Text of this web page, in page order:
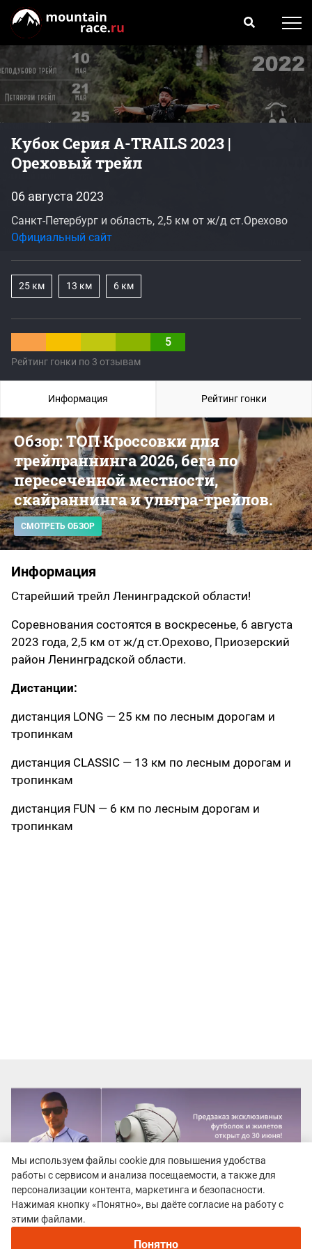
Кубок Серия A-TRAILS 2023 |
Ореховый трейл
5
Рейтинг гонки по 3 отзывам
06 августа 2023
Санкт-Петербург и область, 2,5 км от ж/д ст.Орехово
Официальный сайт
25 км 13 км 6 км
Обзор: ТОП Кроссовки для
трейлраннинга 2026, бега по
пересеченной местности,
скайраннинга и ультра-трейлов.
СМОТРЕТЬ ОБЗОР
Информация
Старейший трейл Ленинградской области!
Соревнования состоятся в воскресенье, 6 августа
2023 года, 2,5 км от ж/д ст.Орехово, Приозерский
район Ленинградской области.
Дистанции:
дистанция LONG — 25 км по лесным дорогам и
тропинкам
дистанция CLASSIC — 13 км по лесным дорогам и
тропинкам
дистанция FUN — 6 км по лесным дорогам и
тропинкам
Информация Рейтинг гонки
Мы используем файлы cookie для повышения удобства
работы с сервисом и анализа посещаемости, а также для
персонализации контента, маркетинга и безопасности.
Нажимая кнопку «Понятно», вы даёте согласие на работу с
этими файлами.
Понятно